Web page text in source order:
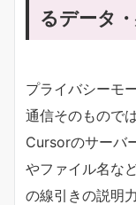
るデータ
プライバシーモ
通信そのもので
Cursorのサーバ
やファイル名な
の線引きの説明